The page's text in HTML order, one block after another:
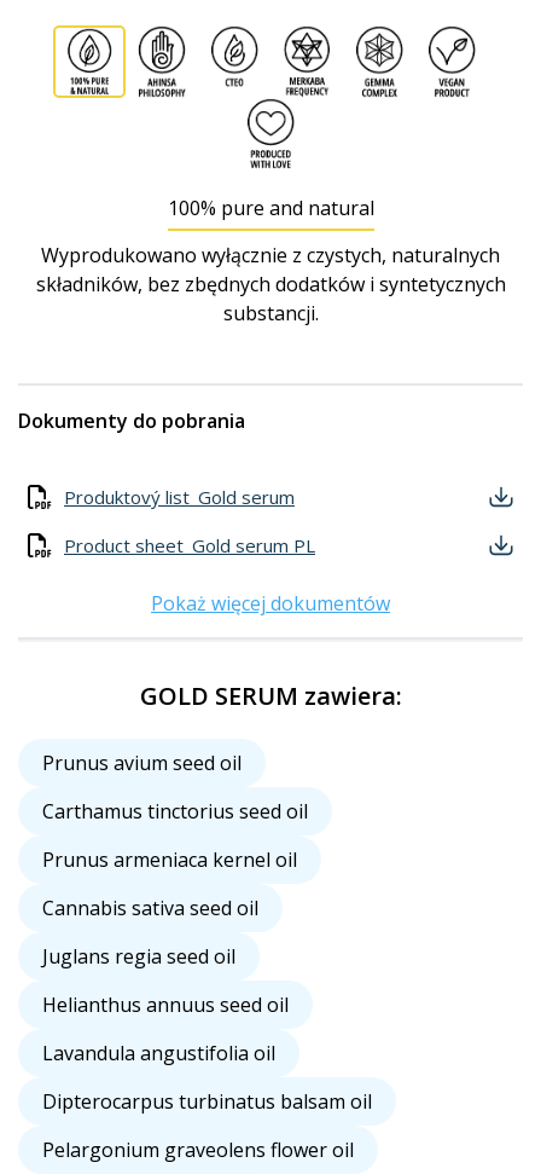
100% pure and natural
Wyprodukowano wyłącznie z czystych, naturalnych
składników, bez zbędnych dodatków i syntetycznych
substancji.
Dokumenty do pobrania
Produktový list_Gold serum
Product sheet_Gold serum PL
Pokaż więcej dokumentów
GOLD SERUM zawiera:
Prunus avium seed oil
Carthamus tinctorius seed oil
Prunus armeniaca kernel oil
Cannabis sativa seed oil
Juglans regia seed oil
Helianthus annuus seed oil
Lavandula angustifolia oil
Dipterocarpus turbinatus balsam oil
Pelargonium graveolens flower oil